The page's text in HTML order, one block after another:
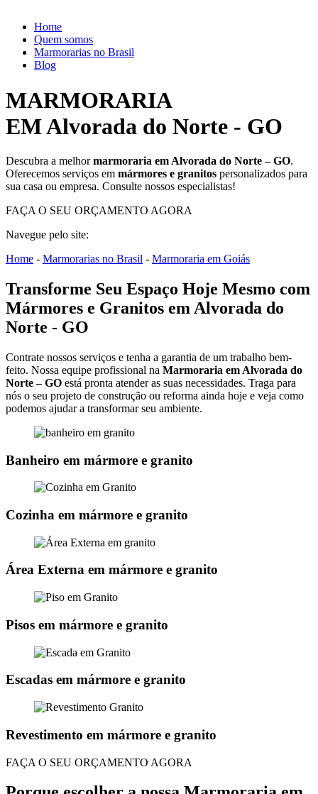
Home
Quem somos
Marmorarias no Brasil
Blog
MARMORARIA
EM Alvorada do Norte - GO
Descubra a melhormarmoraria em Alvorada do Norte – GO.
Oferecemos serviços em mármores e granitos personalizados para
sua casa ou empresa. Consulte nossos especialistas!
FAÇA O SEU ORÇAMENTO AGORA
Navegue pelo site:
Home - Marmorarias no Brasil - Marmoraria em Goiás
Transforme Seu Espaço Hoje Mesmo com
Mármores e Granitos em Alvorada do
Norte - GO
Contrate nossos serviços e tenha a garantia de um trabalho bem-
feito. Nossa equipe profissional na Marmoraria em Alvorada do
Norte – GO está pronta atender as suas necessidades. Traga para
nós o seu projeto de construção ou reforma ainda hoje e veja como
podemos ajudar a transformar seu ambiente.
Banheiro em mármore e granito
Cozinha em mármore e granito
Área Externa em mármore e granito
Pisos em mármore e granito
Escadas em mármore e granito
Revestimento em mármore e granito
FAÇA O SEU ORÇAMENTO AGORA